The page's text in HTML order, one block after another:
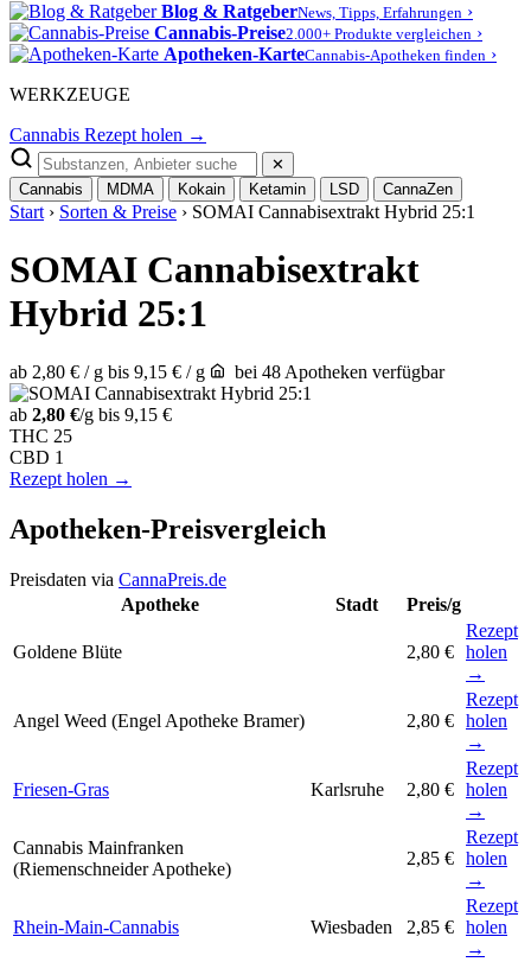
Blog & RatgeberNews, Tipps, Erfahrungen ›
Cannabis-Preise2.000+ Produkte vergleichen ›
Apotheken-KarteCannabis-Apotheken finden ›
WERKZEUGE
Cannabis Rezept holen →
✕
Cannabis
MDMA Kokain Ketamin LSD CannaZen
Start › Sorten & Preise › SOMAI Cannabisextrakt Hybrid 25:1
SOMAI Cannabisextrakt
Hybrid 25:1
ab 2,80 € / g bis 9,15 € / g bei 48 Apotheken verfügbar
ab 2,80 €/g bis 9,15 €
THC 25
CBD 1
Rezept holen →
Apotheken-Preisvergleich
Preisdaten via CannaPreis.de
Apotheke
Stadt Preis/g
Goldene Blüte 2,80 €
Rezept
holen
→
Angel Weed (Engel Apotheke Bramer) 2,80 €
Rezept
holen
→
Friesen-Gras Karlsruhe 2,80 €
Rezept
holen
→
Cannabis Mainfranken
(Riemenschneider Apotheke)
2,85 €
Rezept
holen
→
Rhein-Main-Cannabis Wiesbaden 2,85 €
Rezept
holen
→